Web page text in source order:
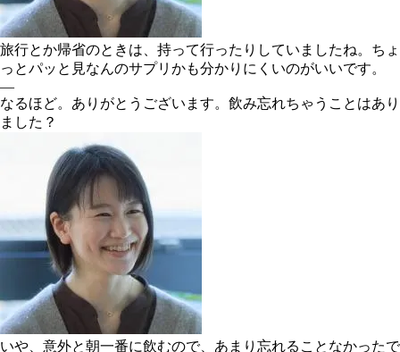
旅行とか帰省のときは、持って行ったりしていましたね。ちょ
っとパッと見なんのサプリかも分かりにくいのがいいです。
―
なるほど。ありがとうございます。飲み忘れちゃうことはあり
ました？
いや、意外と朝一番に飲むので、あまり忘れることなかったで